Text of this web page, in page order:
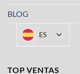
BLOG
ES
TOP VENTAS